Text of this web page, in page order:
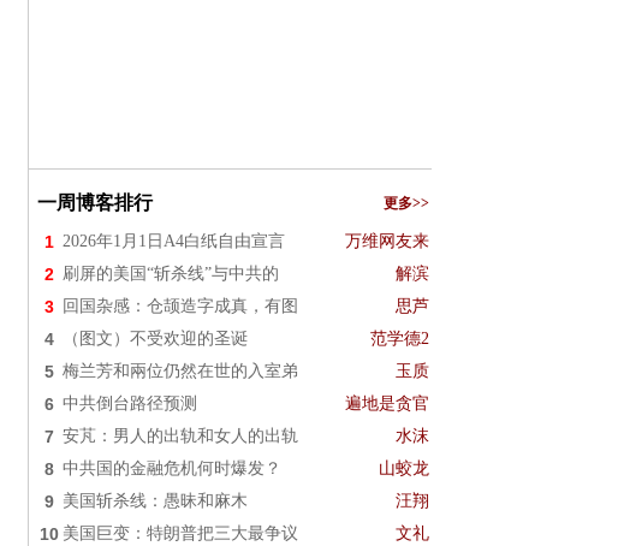
一周博客排行 更多>>
1 2026年1月1日A4白纸自由宣言 万维网友来
2 刷屏的美国“斩杀线”与中共的 解滨
3 回国杂感：仓颉造字成真，有图 思芦
4 （图文）不受欢迎的圣诞 范学德2
5 梅兰芳和兩位仍然在世的入室弟 玉质
6 中共倒台路径预测 遍地是贪官
7 安芃：男人的出轨和女人的出轨 水沫
8 中共国的金融危机何时爆发？ 山蛟龙
9 美国斩杀线：愚昧和麻木 汪翔
10 美国巨变：特朗普把三大最争议 文礼